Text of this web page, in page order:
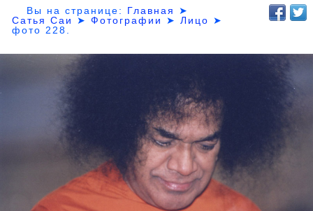
Вы на странице: Главная
➤
Сатья Саи
➤Фотографии ➤Лицо ➤
фото 228.